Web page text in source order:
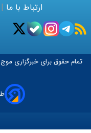
ارتباط با ما |
تمام حقوق برای خبرگزاری موج